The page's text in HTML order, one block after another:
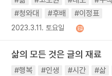
#청와대
#후배 #이정표
2023.3.11. 토요일
삶의 모든 것은 글의 재료
#행복 #인생 #시간 #삶